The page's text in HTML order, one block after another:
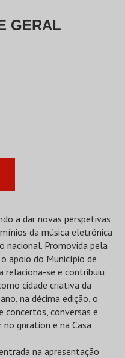
GERAL
a dar novas perspetivas
da música eletrónica
Promovida pela
apoio do Município de
relaciona-se e contribuiu
cidade criativa da
na décima edição, o
concertos, conversas e
gnration e na Casa
na apresentação